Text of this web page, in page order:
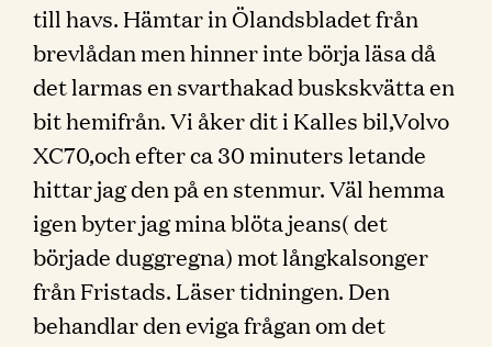
till havs. Hämtar in Ölandsbladet från
brevlådan men hinner inte börja läsa då
det larmas en svarthakad buskskvätta en
bit hemifrån. Vi åker dit i Kalles bil,Volvo
XC70,och efter ca 30 minuters letande
hittar jag den på en stenmur. Väl hemma
igen byter jag mina blöta jeans( det
började duggregna) mot långkalsonger
från Fristads. Läser tidningen. Den
behandlar den eviga frågan om det